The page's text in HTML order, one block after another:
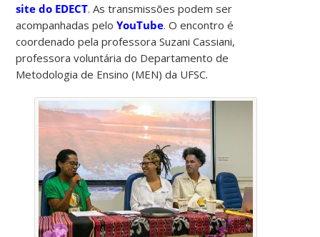
site do EDECT. As transmissões podem ser
acompanhadas peloYouTube. O encontro é
coordenado pela professora Suzani Cassiani,
professora voluntária do Departamento de
Metodologia de Ensino (MEN) da UFSC.